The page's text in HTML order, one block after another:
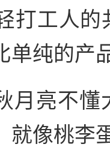
打工人
单纯的产
月亮不
就像桃